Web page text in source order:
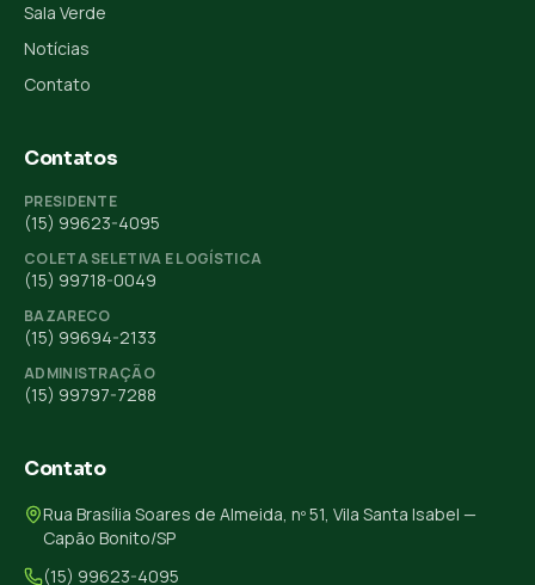
Sala Verde
Notícias
Contato
Contatos
PRESIDENTE
(15) 99623-4095
COLETA SELETIVA E LOGÍSTICA
(15) 99718-0049
BAZARECO
(15) 99694-2133
ADMINISTRAÇÃO
(15) 99797-7288
Contato
Rua Brasília Soares de Almeida, nº 51, Vila Santa Isabel —
Capão Bonito/SP
(15) 99623-4095